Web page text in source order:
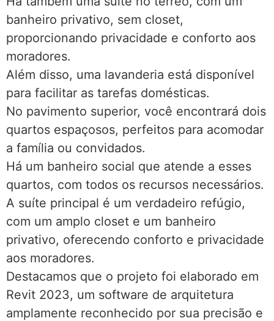
banheiro privativo, sem closet,
proporcionando privacidade e conforto aos
moradores.
Além disso, uma lavanderia está disponível
para facilitar as tarefas domésticas.
No pavimento superior, você encontrará dois
quartos espaçosos, perfeitos para acomodar
a família ou convidados.
Há um banheiro social que atende a esses
quartos, com todos os recursos necessários.
A suíte principal é um verdadeiro refúgio,
com um amplo closet e um banheiro
privativo, oferecendo conforto e privacidade
aos moradores.
Destacamos que o projeto foi elaborado em
Revit 2023, um software de arquitetura
amplamente reconhecido por sua precisão e